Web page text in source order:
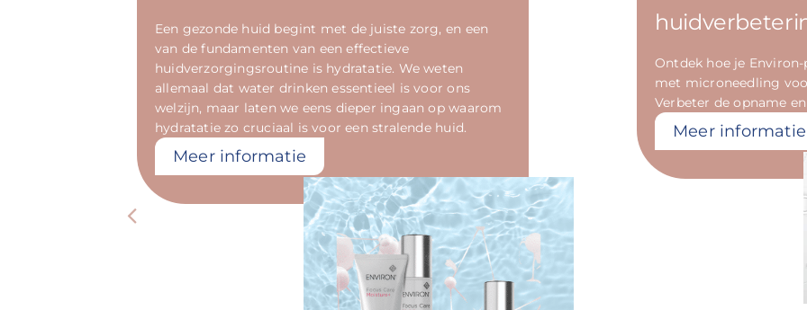
Een gezonde huid begint met de juiste zorg, en een
van de fundamenten van een effectieve
huidverzorgingsroutine is hydratatie. We weten
allemaal dat water drinken essentieel is voor ons
welzijn, maar laten we eens dieper ingaan op waarom
hydratatie zo cruciaal is voor een stralende huid.
Meer informatie
Ontdek hoe je
met microneedling
Verbeter de opname en
Meer informatie